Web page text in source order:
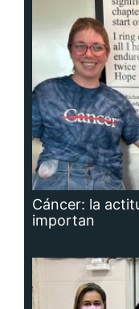
Cáncer: la
importan